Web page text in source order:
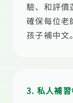
驗、和評價
確保每位老
孩子補中文。
3. 私人補習